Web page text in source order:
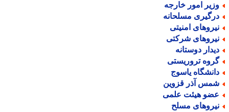
امور خارجه
مسلحانه
امنیتی
شرکتی
دوستانه
تروریستی
یاسوج
آذر قزوین
هیئت علمی
مسلح